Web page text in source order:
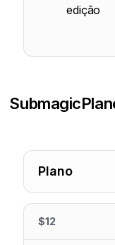
edição
Submagic
Plano
$12